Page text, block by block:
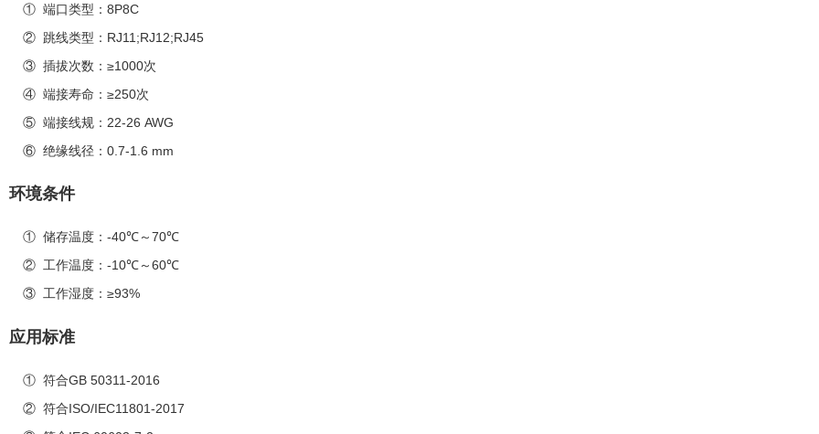
① 端口类型： 8P8C
② 跳线类型： RJ11;RJ12;RJ45
③ 插拔次数： ≥1000次
④ 端接寿命： ≥250次
⑤ 端接线规： 22-26 AWG
⑥ 绝缘线径： 0.7-1.6 mm
环境条件
① 储存温度： -40℃～ 70℃
② 工作温度： -10℃～ 60℃
③ 工作湿度： ≥93%
应用标准
① 符合GB 50311-2016
② 符合ISO/IEC11801-2017